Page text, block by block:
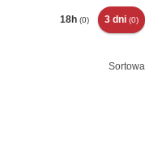
18h (0) 3 dni (0)